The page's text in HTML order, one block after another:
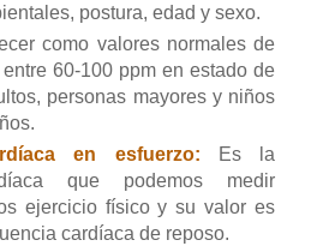
postura, edad y sexo.
como valores normales de
60-100 ppm en estado de
personas mayores y niños
en esfuerzo: Es la
que podemos medir
ejercicio físico y su valor es
cardíaca de reposo.